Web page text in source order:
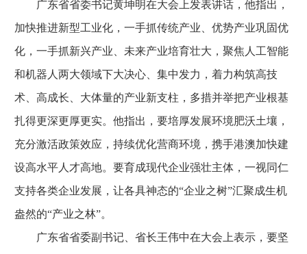
广东省省委书记黄坤明在大会上发表讲话，他指出，
加快推进新型工业化，一手抓传统产业、优势产业巩固优
化，一手抓新兴产业、未来产业培育壮大，聚焦人工智能
和机器人两大领域下大决心、集中发力，着力构筑高技
术、高成长、大体量的产业新支柱，多措并举把产业根基
扎得更深更厚更实。他指出，要培厚发展环境肥沃土壤，
充分激活政策效应，持续优化营商环境，携手港澳加快建
设高水平人才高地。要育成现代企业强壮主体，一视同仁
支持各类企业发展，让各具神态的“企业之树”汇聚成生机
盎然的“产业之林”。
广东省省委副书记、省长王伟中在大会上表示，要坚